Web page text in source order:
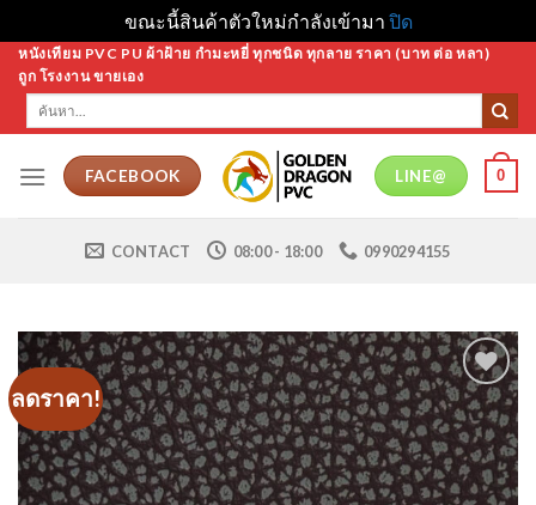
ขณะนี้สินค้าตัวใหม่กำลังเข้ามา ปิด
Skip
content
หนังเทียม PVC PU ผ้าฝ้าย กำมะหยี่ ทุกชนิด ทุกลาย ราคา (บาท ต่อ หลา)
ถูก โรงงาน ขายเอง
ค้นหา:
FACEBOOK LINE@ 0
CONTACT 08:00 - 18:00 0990294155
ลดราคา!
Add to
Wishlist